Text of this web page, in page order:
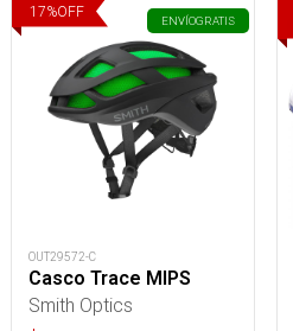
17%OFF
ENVÍOGRATIS
OUT29572-C
Casco Trace MIPS
Smith Optics